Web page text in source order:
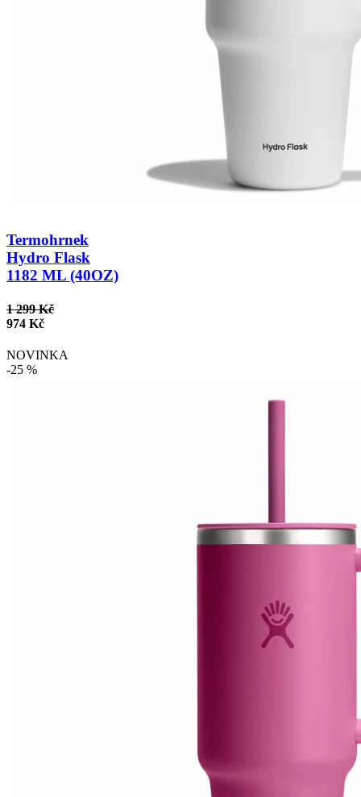
Termohrnek
Hydro Flask
1182 ML (40OZ)
1 299 Kč
974 Kč
NOVINKA
-25 %